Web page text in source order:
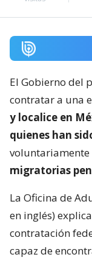
El Gobierno del
contratar a una
y localice en
quienes han
voluntariamente
migratorias
La Oficina de
en inglés)
contratación
capaz de